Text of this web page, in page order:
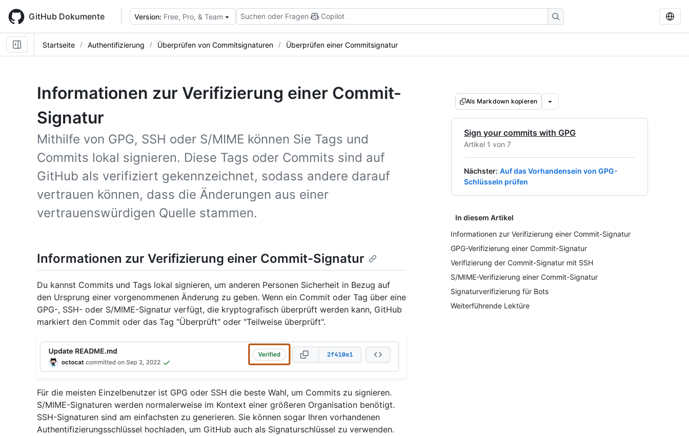
main
content
GitHub Dokumente Version: Free, Pro, & Team Suchen oder Fragen Copilot
Startseite Authentifizierung Überprüfen von Commitsignaturen Überprüfen einer Commitsignatur
Informationen zur Verifizierung einer Commit-
Signatur
Mithilfe von GPG, SSH oder S/MIME können Sie Tags und
Commits lokal signieren. Diese Tags oder Commits sind auf
GitHub als verifiziert gekennzeichnet, sodass andere darauf
vertrauen können, dass die Änderungen aus einer
vertrauenswürdigen Quelle stammen.
Als Markdown kopieren
Sign your commits with GPG
Artikel 1 von 7
Nächster: Auf das Vorhandensein von GPG-
Schlüsseln prüfen
In diesem Artikel
Informationen zur Verifizierung einer Commit-Signatur
GPG-Verifizierung einer Commit-Signatur
Verifizierung der Commit-Signatur mit SSH
S/MIME-Verifizierung einer Commit-Signatur
Signaturverifizierung für Bots
Weiterführende Lektüre
Informationen zur Verifizierung einer Commit-Signatur
Du kannst Commits und Tags lokal signieren, um anderen Personen Sicherheit in Bezug auf
den Ursprung einer vorgenommenen Änderung zu geben. Wenn ein Commit oder Tag über eine
GPG-, SSH- oder S/MIME-Signatur verfügt, die kryptografisch überprüft werden kann, GitHub
markiert den Commit oder das Tag "Überprüft" oder "Teilweise überprüft".
Für die meisten Einzelbenutzer ist GPG oder SSH die beste Wahl, um Commits zu signieren.
S/MIME-Signaturen werden normalerweise im Kontext einer größeren Organisation benötigt.
SSH-Signaturen sind am einfachsten zu generieren. Sie können sogar Ihren vorhandenen
Authentifizierungsschlüssel hochladen, um GitHub auch als Signaturschlüssel zu verwenden.